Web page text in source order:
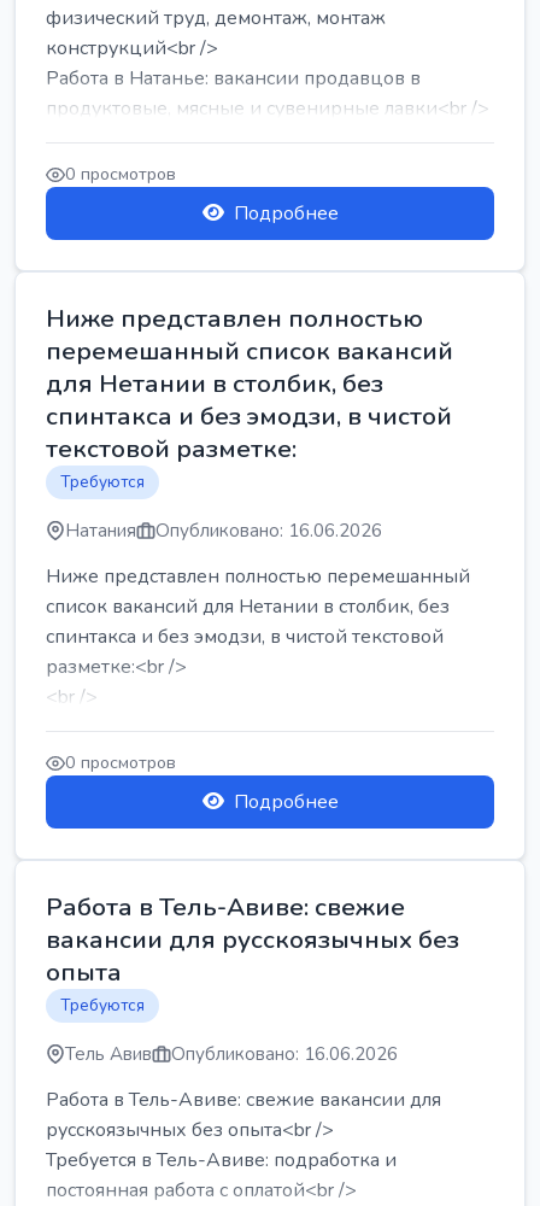
физический труд, демонтаж, монтаж
конструкций<br />
Работа в Натанье: вакансии продавцов в
продуктовые, мясные и сувенирные лавки<br />
Разнорабочий на сборку м...
0 просмотров
Подробнее
Ниже представлен полностью
перемешанный список вакансий
для Нетании в столбик, без
спинтакса и без эмодзи, в чистой
текстовой разметке:
Требуются
Натания Опубликовано: 16.06.2026
Ниже представлен полностью перемешанный
список вакансий для Нетании в столбик, без
спинтакса и без эмодзи, в чистой текстовой
разметке:<br />
<br />
Работа в Нетании на мебельном производстве:
требу...
0 просмотров
Подробнее
Работа в Тель-Авиве: свежие
вакансии для русскоязычных без
опыта
Требуются
Тель Авив Опубликовано: 16.06.2026
Работа в Тель-Авиве: свежие вакансии для
русскоязычных без опыта<br />
Требуется в Тель-Авиве: подработка и
постоянная работа с оплатой<br />